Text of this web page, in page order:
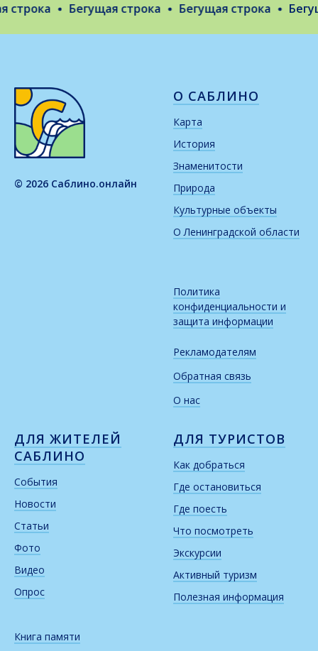
Бегущая строка Бегущая строка
© 2026 Саблино.онлайн
О САБЛИНО
Карта
История
Знаменитости
Природа
Культурные объекты
О Ленинградской области
Политика
конфиденциальности и
защита информации
Рекламодателям
Обратная связь
О нас
ДЛЯ ЖИТЕЛЕЙ
САБЛИНО
События
Новости
Статьи
Фото
Видео
Опрос
Книга памяти
ДЛЯ ТУРИСТОВ
Как добраться
Где остановиться
Где поесть
Что посмотреть
Экскурсии
Активный туризм
Полезная информация